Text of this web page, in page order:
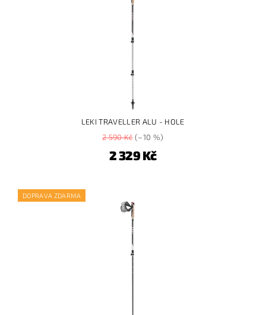
LEKI TRAVELLER ALU - HOLE
2 590 Kč(–10 %)
2 329 Kč
DOPRAVA ZDARMA